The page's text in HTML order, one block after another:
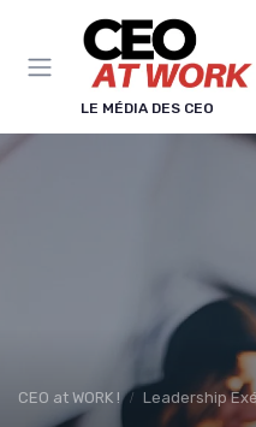
LE MÉDIA DES CEO
CEO at WORK ! Leadership
Panneau de gestion des